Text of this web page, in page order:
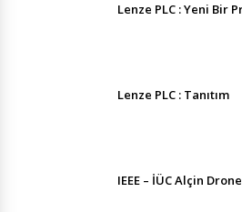
Lenze PLC : Yeni Bir
Lenze PLC : Tanıtım
IEEE – İÜC Alçin